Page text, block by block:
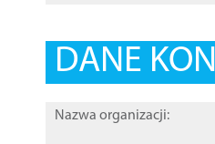
DANE
Nazwa organizacji: